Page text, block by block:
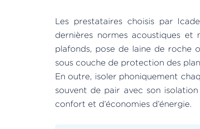
Les prestataires choisis par
dernières normes acoustiques
plafonds, pose de laine de roche
sous couche de protection des
En outre, isoler phoniquement
souvent de pair avec son
confort et d’économies d’énergie.